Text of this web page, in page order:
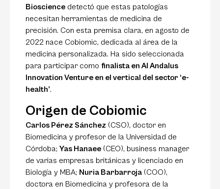
Bioscience detectó que estas patologías
necesitan herramientas de medicina de
precisión. Con esta premisa clara, en agosto de
2022 nace Cobiomic, dedicada al área de la
medicina personalizada. Ha sido seleccionada
para participar como finalista en Al Andalus
Innovation Venture en el vertical del sector ‘e-
health’.
Origen de Cobiomic
Carlos Pérez Sánchez (CSO), doctor en
Biomedicina y profesor de la Universidad de
Córdoba; Yas Hanaee (CEO), business manager
de varias empresas británicas y licenciado en
Biología y MBA; Nuria Barbarroja (COO),
doctora en Biomedicina y profesora de la